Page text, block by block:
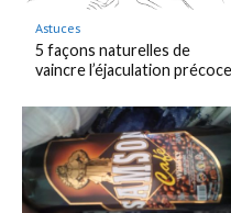
Astuces
5 façons naturelles de
vaincre l’éjaculation précoce